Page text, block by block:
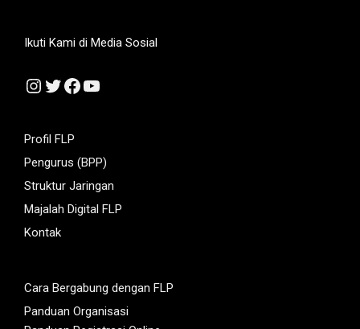
Ikuti Kami di Media Sosial
Instagram
Twitter
Facebook
YouTube
Profil FLP
Pengurus (BPP)
Struktur Jaringan
Majalah Digital FLP
Kontak
Cara Bergabung dengan FLP
Panduan Organisasi